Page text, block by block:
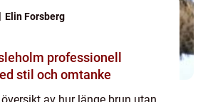
Elin Forsberg
stil och omtanke